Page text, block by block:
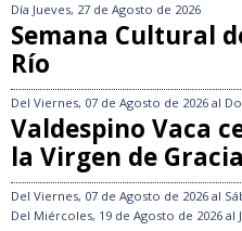
Día Jueves, 27 de Agosto de 2026
Semana Cultural
Río
Del Viernes, 07 de Agosto de 2026 al
Valdespino Vaca
la Virgen de Gracia
Del Viernes, 07 de Agosto de 2026 al
Del Miércoles, 19 de Agosto de 2026 al